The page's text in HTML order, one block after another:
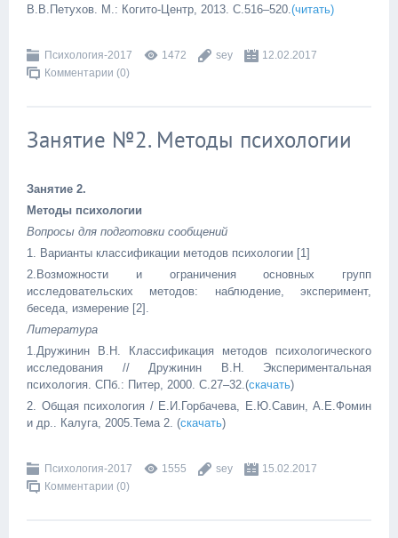
В.В.Петухов. М.: Когито-Центр, 2013. С.516–520.(читать)
Психология-2017 1472 sey
12.02.2017
Комментарии (0)
Занятие №2. Методы психологии
Занятие 2.
Методы психологии
Вопросы для подготовки сообщений
1. Варианты классификации методов психологии [1]
2.Возможности и ограничения основных групп
исследовательских методов: наблюдение, эксперимент,
беседа, измерение [2].
Литература
1.Дружинин В.Н. Классификация методов психологического
исследования // Дружинин В.Н. Экспериментальная
психология. СПб.: Питер, 2000. С.27–32.(скачать)
2. Общая психология / Е.И.Горбачева, Е.Ю.Савин, А.Е.Фомин
и др.. Калуга, 2005.Тема 2. (скачать)
Психология-2017 1555 sey
15.02.2017
Комментарии (0)